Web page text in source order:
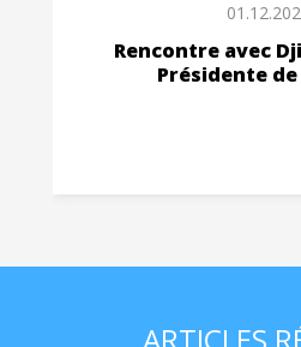
Rencontre avec
Présidente de